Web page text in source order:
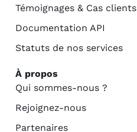
Témoignages & Cas clients
Documentation API
Statuts de nos services
À propos
Qui sommes-nous ?
Rejoignez-nous
Partenaires